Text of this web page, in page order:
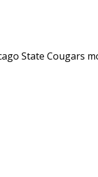
State Cougars